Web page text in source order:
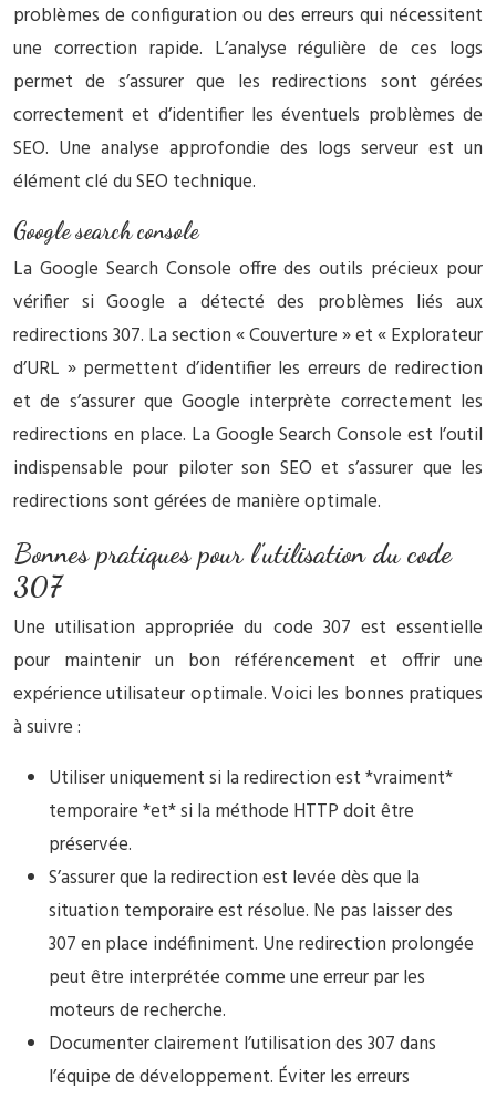
problèmes de configuration ou des erreurs qui nécessitent
une correction rapide. L’analyse régulière de ces logs
permet de s’assurer que les redirections sont gérées
correctement et d’identifier les éventuels problèmes de
SEO. Une analyse approfondie des logs serveur est un
élément clé du SEO technique.
Google search console
La Google Search Console offre des outils précieux pour
vérifier si Google a détecté des problèmes liés aux
redirections 307. La section « Couverture » et « Explorateur
d’URL » permettent d’identifier les erreurs de redirection
et de s’assurer que Google interprète correctement les
redirections en place. La Google Search Console est l’outil
indispensable pour piloter son SEO et s’assurer que les
redirections sont gérées de manière optimale.
Bonnes pratiques pour l’utilisation du code
307
Une utilisation appropriée du code 307 est essentielle
pour maintenir un bon référencement et offrir une
expérience utilisateur optimale. Voici les bonnes pratiques
à suivre :
Utiliser uniquement si la redirection est *vraiment*
temporaire *et* si la méthode HTTP doit être
préservée.
S’assurer que la redirection est levée dès que la
situation temporaire est résolue. Ne pas laisser des
307 en place indéfiniment. Une redirection prolongée
peut être interprétée comme une erreur par les
moteurs de recherche.
Documenter clairement l’utilisation des 307 dans
l’équipe de développement. Éviter les erreurs